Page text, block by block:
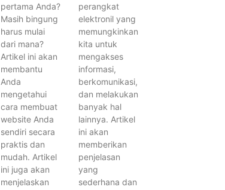
pertama Anda?
Masih bingung
harus mulai
dari mana?
Artikel ini akan
membantu
Anda
mengetahui
cara membuat
website Anda
sendiri secara
praktis dan
mudah. Artikel
ini juga akan
menjelaskan
perangkat
elektronil yang
memungkinkan
kita untuk
mengakses
informasi,
berkomunikasi,
dan melakukan
banyak hal
lainnya. Artikel
ini akan
memberikan
penjelasan
yang
sederhana dan